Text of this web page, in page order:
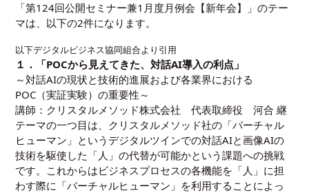
「第124回公開セミナー兼1月度月例会【新年会】」のテー
マは、以下の2件になります。
以下デジタルビジネス協同組合より引用
１．「POCから見えてきた、対話AI導入の利点 」
～対話AIの現状と技術的進展および各業界における
POC（実証実験）の重要性～
講師： クリスタルメソッド株式会社 代表取締役 河合 継
テーマの一つ目は、クリスタルメソッド社の「バーチャル
ヒューマン」というデジタルツインでの対話AIと画像AIの
技術を駆使した「人」の代替が可能かという課題への挑戦
です。これからはビジネスプロセスの各機能を「人」に担
わす際に「バーチャルヒューマン」を利用することによっ